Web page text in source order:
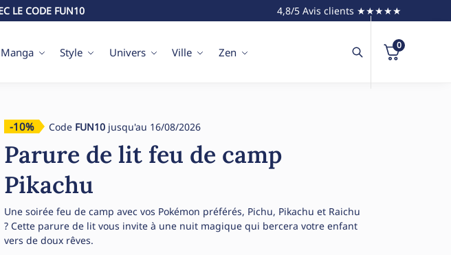
LE CODE FUN10 4,8/5 Avis clients ★★★★★
Manga Style Univers Ville Zen
0
-10% Code FUN10jusqu'au 16/08/2026
Parure de lit feu de camp
Pikachu
Une soirée feu de camp avec vos Pokémon préférés, Pichu, Pikachu et Raichu
? Cette parure de lit vous invite à une nuit magique qui bercera votre enfant
vers de doux rêves.